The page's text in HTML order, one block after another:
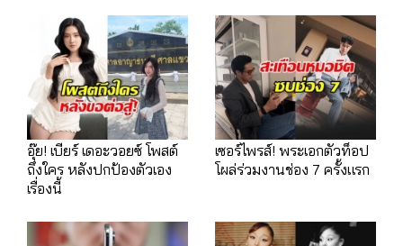
อุ๊ย! เบียร์ เดอะวอยซ์ โพสต์
ถึงใคร หลังปกป้องตัวเอง
เรื่องนี้
เซอร์ไพรส์! พระเอกตัวท็อป
โผล่ร่วมงานช่อง 7 ครั้งแรก